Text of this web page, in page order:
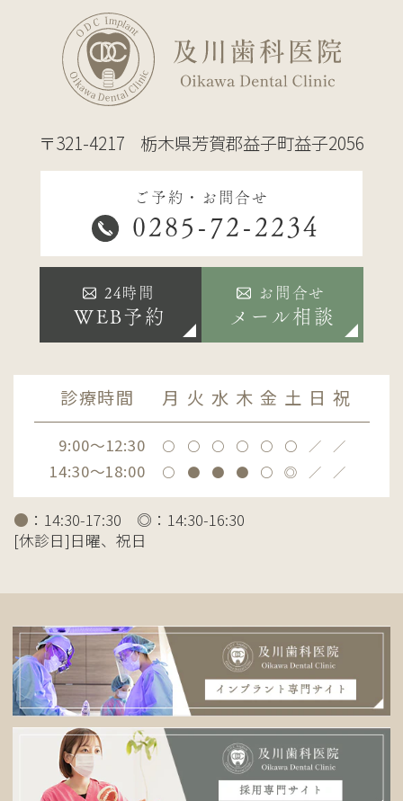
〒321-4217 栃木県芳賀郡益子町益子2056
ご予約・お問合せ
0285-72-2234
24時間
WEB予約
お問合せ
メール相談
診療時間 月 火 水 木 金 土 日 祝
9:00～12:30 〇 〇 〇 〇 〇 〇 ／ ／
14:30～18:00 〇 ● ● ● 〇 ◎ ／ ／
● ：14:30-17:30 ◎：14:30-16:30
[休診日]日曜、祝日